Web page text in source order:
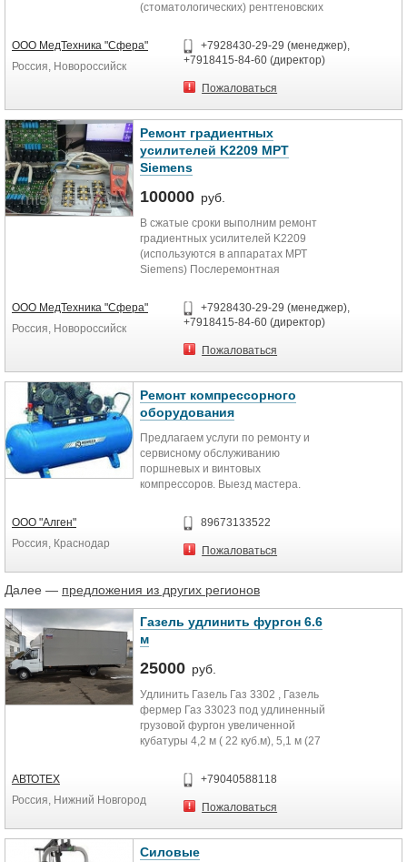
(стоматологических) рентгеновских
ООО МедТехника "Сфера"
Россия, Новороссийск
+7928430-29-29 (менеджер),
+7918415-84-60 (директор)
Пожаловаться
Ремонт градиентных
усилителей K2209 МРТ
Siemens
100000 руб.
В сжатые сроки выполним ремонт
градиентных усилителей K2209
(используются в аппаратах МРТ
Siemens) Послеремонтная
ООО МедТехника "Сфера"
Россия, Новороссийск
+7928430-29-29 (менеджер),
+7918415-84-60 (директор)
Пожаловаться
Ремонт компрессорного
оборудования
Предлагаем услуги по ремонту и
сервисному обслуживанию
поршневых и винтовых
компрессоров. Выезд мастера.
образована в 1993 году.
ООО "Алген"
Россия, Краснодар
89673133522
Пожаловаться
Далее — предложения из других регионов
Газель удлинить фургон 6.6
м
25000 руб.
Удлинить Газель Газ 3302 , Газель
фермер Газ 33023 под удлиненный
грузовой фургон увеличенной
кубатуры 4,2 м ( 22 куб.м), 5,1 м (27
6,6 м (35 кубических.м).
Удлинить Валдай Газ 33104, 33106
под фургон 6.2 м (41куб.м.); 7,5 м
6.2 м (41куб.м.); 7,5 м (50 куб.м.).
АВТОТЕХ
Россия, Нижний Новгород
+79040588118
Пожаловаться
Силовые